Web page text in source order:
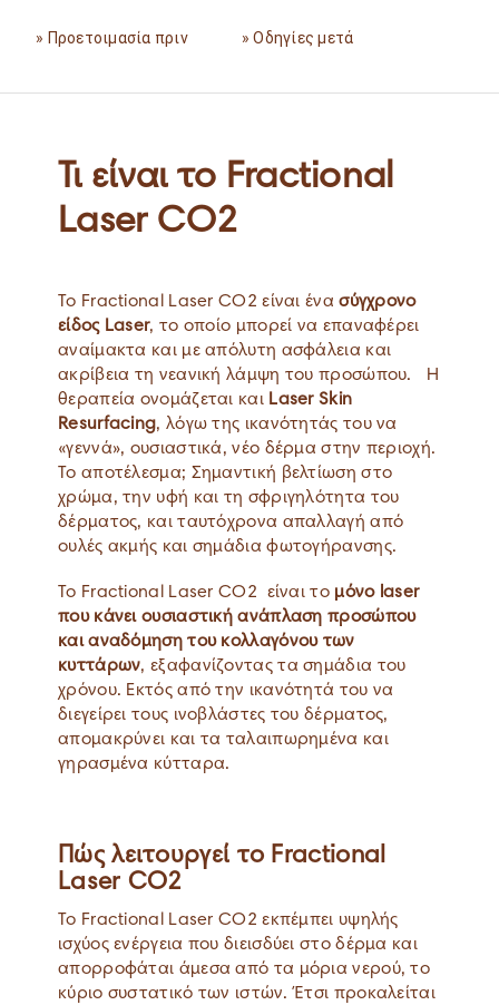
» Προετοιμασία πριν » Οδηγίες μετά
Τι είναι το Fractional
Laser CO2
Το Fractional Laser CO2 είναι ένασύγχρονο
είδος Laser, το οποίο μπορεί να επαναφέρει
αναίμακτα και με απόλυτη ασφάλεια και
ακρίβεια τη νεανική λάμψη του προσώπου. Η
θεραπεία ονομάζεται και Laser Skin
Resurfacing, λόγω της ικανότητάς του να
«γεννά», ουσιαστικά, νέο δέρμα στην περιοχή.
Το αποτέλεσμα; Σημαντική βελτίωση στο
χρώμα, την υφή και τη σφριγηλότητα του
δέρματος, και ταυτόχρονα απαλλαγή από
ουλές ακμής και σημάδια φωτογήρανσης.
Το Fractional Laser CO2 είναι το μόνο laser
που κάνει ουσιαστική ανάπλαση προσώπου
και αναδόμηση του κολλαγόνου των
κυττάρων, εξαφανίζοντας τα σημάδια του
χρόνου. Εκτός από την ικανότητά του να
διεγείρει τους ινοβλάστες του δέρματος,
απομακρύνει και τα ταλαιπωρημένα και
γηρασμένα κύτταρα.
Πώς λειτουργεί το Fractional
Laser CO2
Το Fractional Laser CO2 εκπέμπει υψηλής
ισχύος ενέργεια που διεισδύει στο δέρμα και
απορροφάται άμεσα από τα μόρια νερού, το
κύριο συστατικό των ιστών. Έτσι προκαλείται